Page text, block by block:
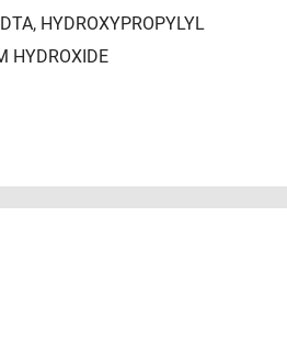
HYDROXYPROPYLYL
HYDROXIDE
это необходимо (минимум, 3